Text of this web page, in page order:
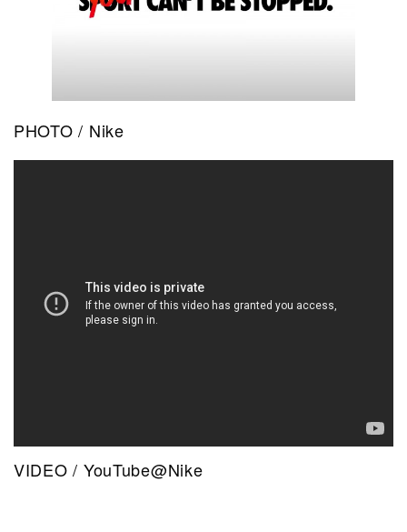
PHOTO / Nike
VIDEO / YouTube@Nike